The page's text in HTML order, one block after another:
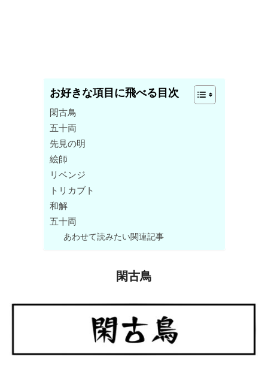
お好きな項目に飛べる目次
閑古鳥
五十両
先見の明
絵師
リベンジ
トリカブト
和解
五十両
あわせて読みたい関連記事
閑古鳥